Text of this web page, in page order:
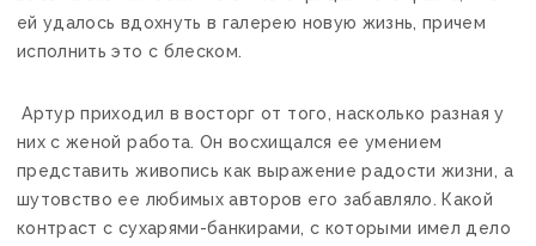
ей удалось вдохнуть в галерею новую жизнь, причем
исполнить это с блеском.
Артур приходил в восторг от того, насколько разная у
них с женой работа. Он восхищался ее умением
представить живопись как выражение радости жизни, а
шутовство ее любимых авторов его забавляло. Какой
контраст с сухарями-банкирами, с которыми имел дело